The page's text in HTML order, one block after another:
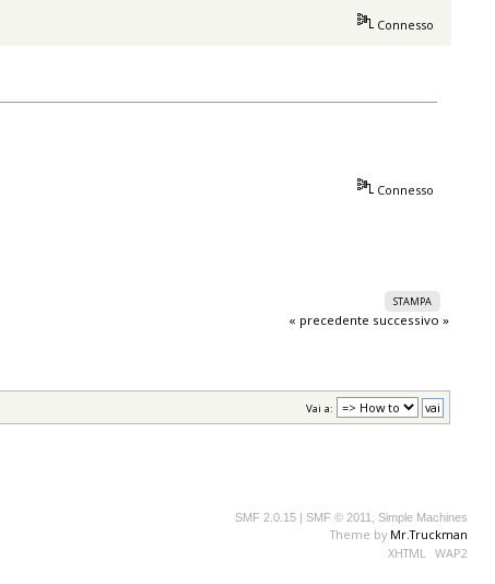
Connesso
Connesso
STAMPA
« precedente successivo »
Vai a:
SMF 2.0.15 SMF © 2011 Simple Machines
Theme by Mr.Truckman
XHTML WAP2